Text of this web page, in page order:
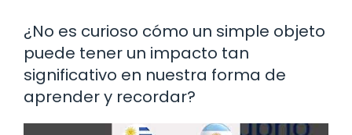
¿No es curioso cómo un simple objeto
puede tener un impacto tan
significativo en nuestra forma de
aprender y recordar?